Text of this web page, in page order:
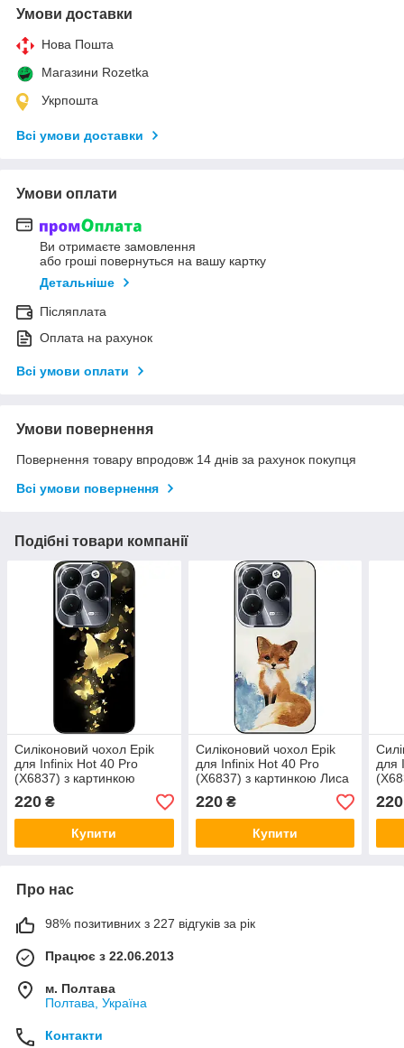
Умови доставки
Нова Пошта
Магазини Rozetka
Укрпошта
Всі умови доставки
Умови оплати
Ви отримаєте замовлення
або гроші повернуться на вашу картку
Детальніше
Післяплата
Оплата на рахунок
Всі умови оплати
Умови повернення
Повернення товару впродовж 14 днів за рахунок покупця
Всі умови повернення
Подібні товари компанії
Силіконовий чохол Epik
для Infinix Hot 40 Pro
(X6837) з картинкою
220 ₴
Купити
Силіконовий чохол Epik
для Infinix Hot 40 Pro
(X6837) з картинкою Лиса
220₴
Купити
для
220
Про нас
98% позитивних з 227 відгуків за рік
Працює з 22.06.2013
м. Полтава
Полтава, Україна
Контакти